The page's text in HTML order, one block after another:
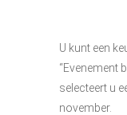
U kunt een
“Evenement
selecteert u
november.